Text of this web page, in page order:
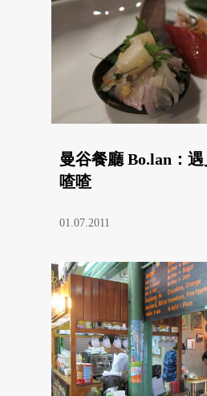
曼谷餐廳 Bo.lan：
喳喳
01.07.2011